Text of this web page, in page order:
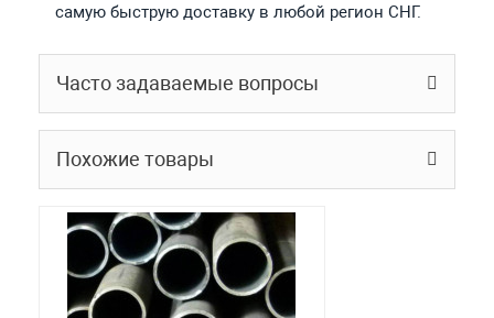
самую быструю доставку в любой регион СНГ.
Часто задаваемые вопросы
Похожие товары